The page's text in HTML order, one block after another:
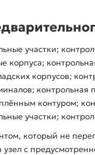
участки;
корпуса;
корпусов;
контрольная
контуром;
участки;
который не
с